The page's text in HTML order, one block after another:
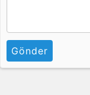
Gönder